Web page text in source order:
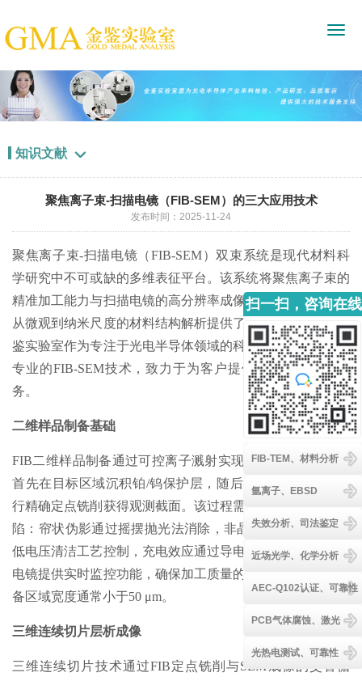
知识文献 
聚焦离子束-扫描电镜（FIB-SEM）的三大应用技术
发布时间：2025-11-24
聚焦离子束-扫描电镜（FIB-SEM）双束系统是现代材料科
学研究中不可或缺的多维表征平台。该系统将聚焦离子束的
精准加工能力与扫描电镜的高分辨率成像功能有机结合，为
从微观到纳米尺度的材料结构解析提供了完整解决方案。金
鉴实验室作为专注于光电半导体领域的科研检测机构，具备
专业的FIB-SEM技术，致力于为客户提供高质量的测试服
务。
二维样品制备基础
FIB二维样品制备通过可控离子溅射实现材料的定点加工，
首先在目标区域沉积铂/钨保护层，随后采用聚焦离子束进
行精确定点铣削获得观测截面。该过程需要控制三类主要缺
陷：帘状伪影通过摇摆抛光法消除，非晶化损伤采用≤5 kV
低电压清洁工艺控制，充电效应通过导电层包覆解决。扫描
电镜提供实时监控功能，确保加工质量的精确控制，典型制
备区域宽度通常小于50 μm。
三维连续切片层析成像
三维连续切片技术通过FIB定点铣削与SEM成像的交替循
扫一扫，咨询在线
客服
FIB-TEM、材料分析
氩离子、EBSD
失效分析、司法鉴定
近场光学、化学分析
AEC-Q102认证、可靠性
PCB气体腐蚀、激光
光热电测试、可靠性